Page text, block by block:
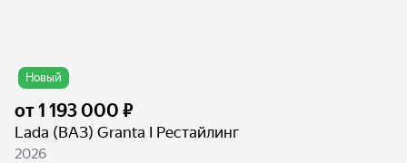
Новый
от1 193 000 ₽
Lada (ВАЗ) Granta I Рестайлинг
2026